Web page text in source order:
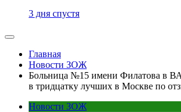
3 дня спустя
Главная
Новости ЗОЖ
Больница №15 имени Филатова в
в тридцатку лучших в Москве по
Новости ЗОЖ